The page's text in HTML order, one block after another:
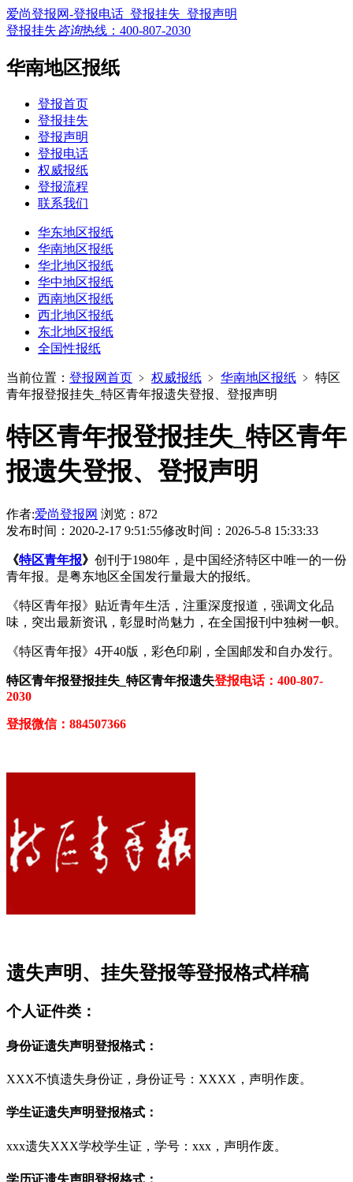
爱尚登报网-登报电话_登报挂失_登报声明
登报挂失咨询热线： 400-807-2030
华南地区报纸
登报首页
登报挂失
登报声明
登报电话
权威报纸
登报流程
联系我们
华东地区报纸
华南地区报纸
华北地区报纸
华中地区报纸
西南地区报纸
西北地区报纸
东北地区报纸
全国性报纸
当前位置： 登报网首页 ﹥ 权威报纸 ﹥ 华南地区报纸 ﹥ 特区
青年报登报挂失_特区青年报遗失登报、登报声明
特区青年报登报挂失_特区青年
报遗失登报、登报声明
作者:爱尚登报网 浏览：872
发布时间：2020-2-17 9:51:55修改时间：2026-5-8 15:33:33
《特区青年报》 创刊于1980年，是中国经济特区中唯一的一份
青年报。是粤东地区全国发行量最大的报纸。
《特区青年报》贴近青年生活，注重深度报道，强调文化品
味，突出最新资讯，彰显时尚魅力，在全国报刊中独树一帜。
《特区青年报》4开40版，彩色印刷，全国邮发和自办发行。
特区青年报登报挂失_特区青年报遗失登报电话：400-807-
2030
登报微信：884507366
遗失声明、挂失登报等登报格式样稿
个人证件类：
身份证遗失声明登报格式：
XXX不慎遗失身份证，身份证号：XXXX，声明作废。
学生证遗失声明登报格式：
xxx遗失XXX学校学生证，学号：xxx，声明作废。
学历证遗失声明登报格式：